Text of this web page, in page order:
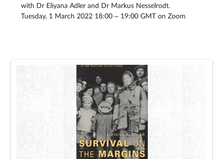
with Dr Eliyana Adler and Dr Markus Nesselrodt.
Tuesday, 1 March 2022 18:00 – 19:00 GMT on Zoom